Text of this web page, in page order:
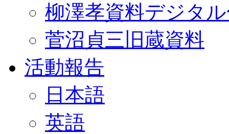
柳澤孝資料デジタ
菅沼貞三旧蔵資料
活動報告
日本語
英語